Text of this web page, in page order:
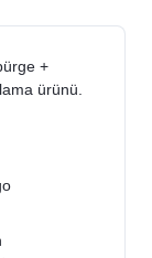
+
ürünü.